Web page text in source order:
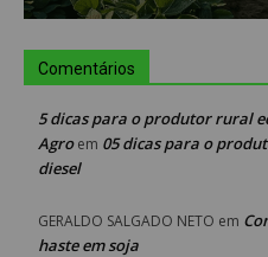
Comentários
5 dicas para o produtor rural
Agroem 05 dicas para o
diesel
GERALDO SALGADO NETO em
haste em soja